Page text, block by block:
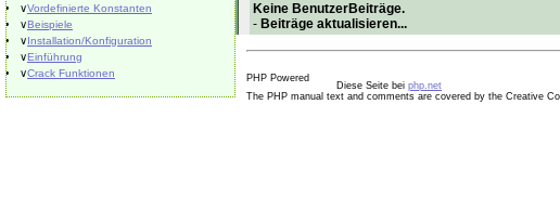
∨Vordefinierte Konstanten
∨Beispiele
∨Installation/Konfiguration
∨Einführung
∨Crack Funktionen
Keine BenutzerBeiträge.
- Beiträge aktualisieren...
Diese Seite bei php.net
The PHP manual text and comments are covered by the Creative